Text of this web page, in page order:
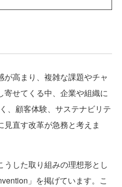
高まり、複雑な課題やチャ
寄せてくる中、企業や組織に
、顧客体験、サステナビリテ
見直す改革が急務と考えま
した取り組みの理想形とし
」を掲げています。こ